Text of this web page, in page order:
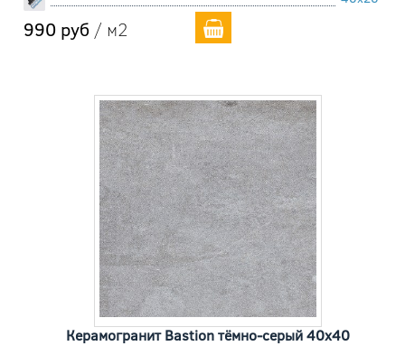
990 руб / м2
Керамогранит Bastion тёмно-серый 40x40